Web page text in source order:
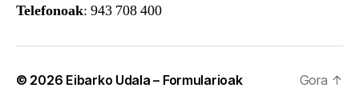
Telefonoak: 943 708 400
© 2026 Eibarko Udala – Formularioak Gora ↑